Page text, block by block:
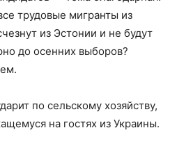
трудовые мигранты из
из Эстонии и не будут
до осенних выборов?
по сельскому хозяйству,
на гостях из Украины.